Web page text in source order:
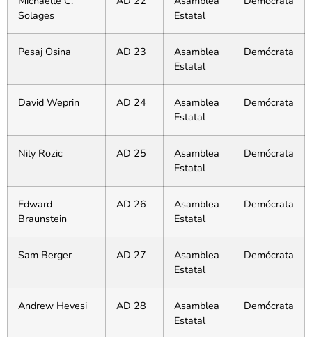
Solages
Estatal
Pesaj Osina AD 23
Asamblea
Estatal
Demócrata
David Weprin AD 24
Asamblea
Estatal
Demócrata
Nily Rozic AD 25
Asamblea
Estatal
Demócrata
Edward
Braunstein
AD 26
Asamblea
Estatal
Demócrata
Sam Berger AD 27
Asamblea
Estatal
Demócrata
Andrew Hevesi AD 28
Asamblea
Estatal
Demócrata